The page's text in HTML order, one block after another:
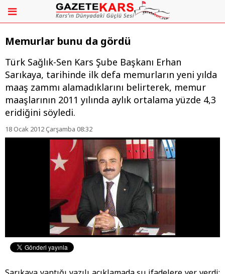
Memurlar bunu da gördü
Türk Sağlık-Sen Kars Şube Başkanı Erhan
Sarıkaya, tarihinde ilk defa memurların yeni yılda
maaş zammı alamadıklarını belirterek, memur
maaşlarının 2011 yılında aylık ortalama yüzde 4,3
eridiğini söyledi.
18 Ocak 2012 Çarşamba 08:32